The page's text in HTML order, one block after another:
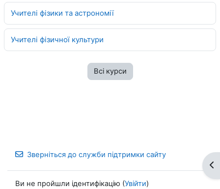
Учителі фізики та астрономії
Учителі фізичної культури
Всі курси
Зверніться до служби підтримки сайту
Ви не пройшли ідентифікацію (Увійти)